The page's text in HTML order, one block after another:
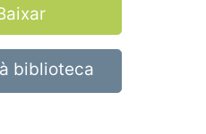
biblioteca